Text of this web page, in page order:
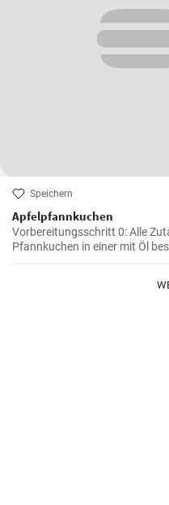
Speichern
Apfelpfannkuchen
Vorbereitungsschritt 0: Alle
Pfannkuchen in einer mit Öl
braten.